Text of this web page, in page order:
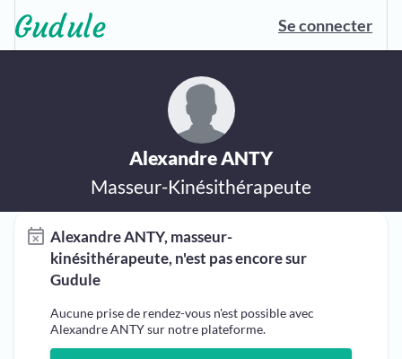
Se connecter
Alexandre ANTY
Masseur-Kinésithérapeute
Alexandre ANTY, masseur-
kinésithérapeute, n'est pas encore sur
Gudule
Aucune prise de rendez-vous n'est possible avec
Alexandre ANTY sur notre plateforme.